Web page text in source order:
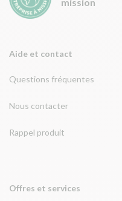
Aide et contact
Questions fréquentes
Nous contacter
Rappel produit
Offres et services